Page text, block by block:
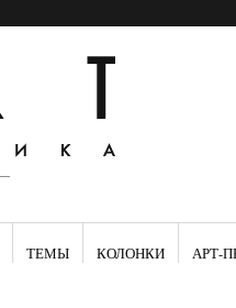
ТЕМЫ КОЛОНКИ АРТ-